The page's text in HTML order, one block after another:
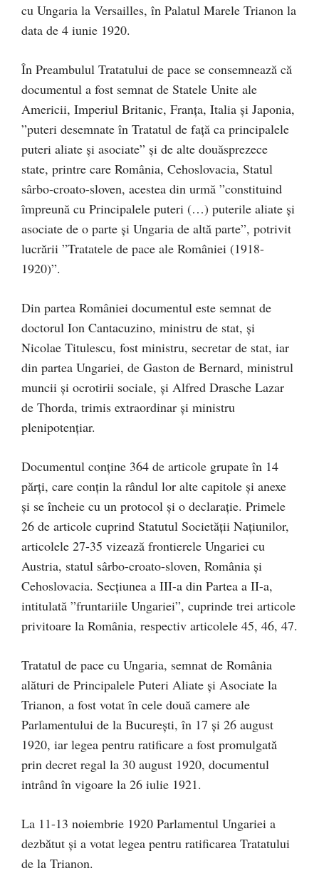
cu Ungaria la Versailles, în Palatul Marele Trianon la
data de 4 iunie 1920.
În Preambulul Tratatului de pace se consemnează că
documentul a fost semnat de Statele Unite ale
Americii, Imperiul Britanic, Franţa, Italia şi Japonia,
”puteri desemnate în Tratatul de faţă ca principalele
puteri aliate şi asociate” şi de alte douăsprezece
state, printre care România, Cehoslovacia, Statul
sârbo-croato-sloven, acestea din urmă ”constituind
împreună cu Principalele puteri (…) puterile aliate şi
asociate de o parte şi Ungaria de altă parte”, potrivit
lucrării ”Tratatele de pace ale României (1918-
1920)”.
Din partea României documentul este semnat de
doctorul Ion Cantacuzino, ministru de stat, şi
Nicolae Titulescu, fost ministru, secretar de stat, iar
din partea Ungariei, de Gaston de Bernard, ministrul
muncii şi ocrotirii sociale, şi Alfred Drasche Lazar
de Thorda, trimis extraordinar şi ministru
plenipotenţiar.
Documentul conţine 364 de articole grupate în 14
părţi, care conţin la rândul lor alte capitole şi anexe
şi se încheie cu un protocol şi o declaraţie. Primele
26 de articole cuprind Statutul Societăţii Naţiunilor,
articolele 27-35 vizează frontierele Ungariei cu
Austria, statul sârbo-croato-sloven, România şi
Cehoslovacia. Secţiunea a III-a din Partea a II-a,
intitulată ”fruntariile Ungariei”, cuprinde trei articole
privitoare la România, respectiv articolele 45, 46, 47.
Tratatul de pace cu Ungaria, semnat de România
alături de Principalele Puteri Aliate şi Asociate la
Trianon, a fost votat în cele două camere ale
Parlamentului de la Bucureşti, în 17 şi 26 august
1920, iar legea pentru ratificare a fost promulgată
prin decret regal la 30 august 1920, documentul
intrând în vigoare la 26 iulie 1921.
La 11-13 noiembrie 1920 Parlamentul Ungariei a
dezbătut şi a votat legea pentru ratificarea Tratatului
de la Trianon.